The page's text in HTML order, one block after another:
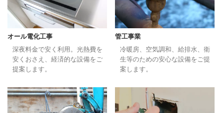
オール電化工事
深夜料金で安く利用。光熱費を
安くおさえ、経済的な設備をご
提案します。
管工事業
冷暖房、空気調和、給排水、衛
生等のための安心な設備をご提
案します。